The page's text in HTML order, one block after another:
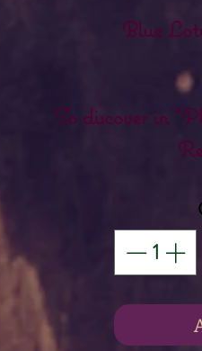
Blue
To discover in